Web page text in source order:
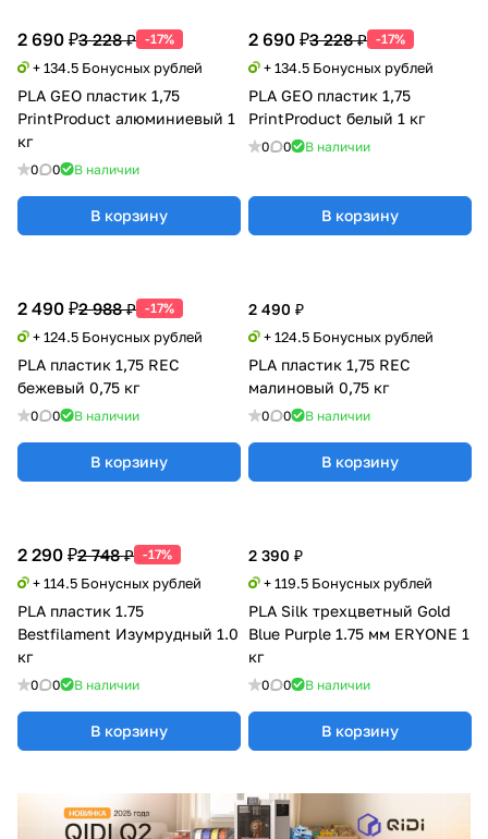
2 690 ₽3 228 ₽ -17%
+ 134.5 Бонусных рублей
PLA GEO пластик 1,75
PrintProduct алюминиевый 1
кг
0 0 В наличии
В корзину
2 690 ₽3 228 ₽ -17%
+ 134.5 Бонусных рублей
PLA GEO пластик 1,75
PrintProduct белый 1 кг
0 0 В наличии
В корзину
2 490 ₽
+ 124.5 Бонусных рублей
PLA пластик 1,75 REC
малиновый 0,75 кг
0 0 В наличии
В корзину
2 290 ₽2 748 ₽ -17%
+ 114.5 Бонусных рублей
PLA пластик 1.75
Bestfilament Изумрудный 1.0
кг
0 0 В наличии
В корзину
2 390 ₽
+ 119.5 Бонусных рублей
PLA Silk трехцветный Gold
Blue Purple 1.75 мм ERYONE 1
кг
0 0 В наличии
В корзину
2 490 ₽2 988 ₽ -17%
+ 124.5 Бонусных рублей
PLA пластик 1,75 REC
бежевый 0,75 кг
0 0 В наличии
В корзину